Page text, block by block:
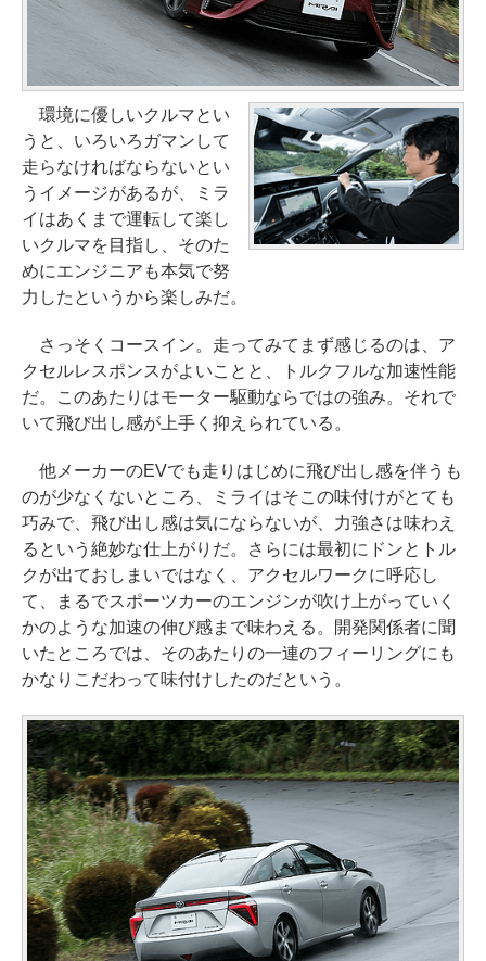
環境に優しいクルマとい
うと、いろいろガマンして
走らなければならないとい
うイメージがあるが、ミラ
イはあくまで運転して楽し
いクルマを目指し、そのた
めにエンジニアも本気で努
力したというから楽しみだ。
さっそくコースイン。走ってみてまず感じるのは、ア
クセルレスポンスがよいことと、トルクフルな加速性能
だ。このあたりはモーター駆動ならではの強み。それで
いて飛び出し感が上手く抑えられている。
他メーカーのEVでも走りはじめに飛び出し感を伴うも
のが少なくないところ、ミライはそこの味付けがとても
巧みで、飛び出し感は気にならないが、力強さは味わえ
るという絶妙な仕上がりだ。さらには最初にドンとトル
クが出ておしまいではなく、アクセルワークに呼応し
て、まるでスポーツカーのエンジンが吹け上がっていく
かのような加速の伸び感まで味わえる。開発関係者に聞
いたところでは、そのあたりの一連のフィーリングにも
かなりこだわって味付けしたのだという。